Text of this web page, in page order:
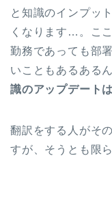
と知識のインプッ
くなります…。こ
勤務であっても部
いこともあるある
識のアップデート
翻訳をする人がそ
すが、そうとも限